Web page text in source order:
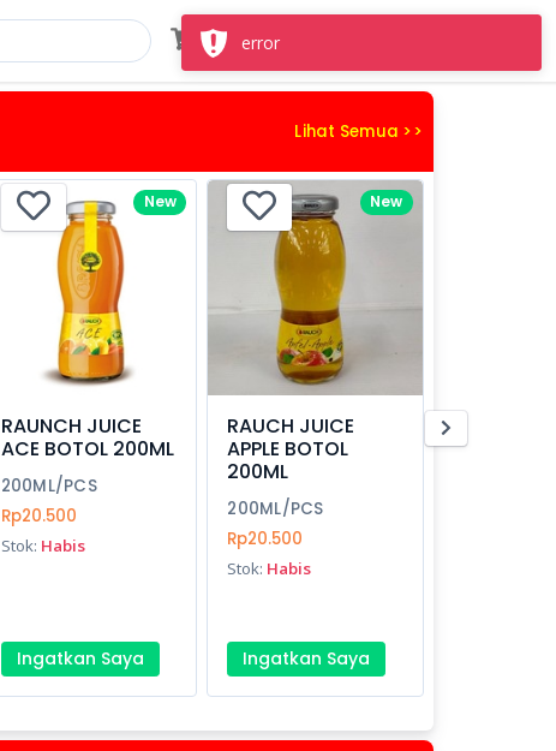
Masuk
Lihat Semua >>
New
RAUNCH JUICE
ACE BOTOL 200ML
200ML/PCS
Rp20.500
Stok: Habis
Ingatkan Saya
New
RAUCH JUICE
APPLE BOTOL
200ML
200ML/PCS
Rp20.500
Stok: Habis
Ingatkan Saya
error